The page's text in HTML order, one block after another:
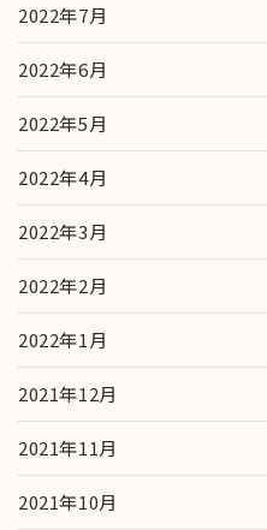
2022年7月
2022年6月
2022年5月
2022年4月
2022年3月
2022年2月
2022年1月
2021年12月
2021年11月
2021年10月